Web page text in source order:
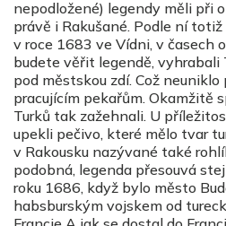
nepodložené) legendy měli při
právě i Rakušané. Podle ní
v roce 1683 ve Vídni, v časech
budete věřit legendě, vyhrabali
pod městskou zdí. Což
pracujícím pekařům. Okamžitě
Turků tak zažehnali. U
upekli pečivo, které mělo tvar
v Rakousku nazývané také
podobná, legenda přesouvá
roku 1686, když bylo město
habsburským vojskem od